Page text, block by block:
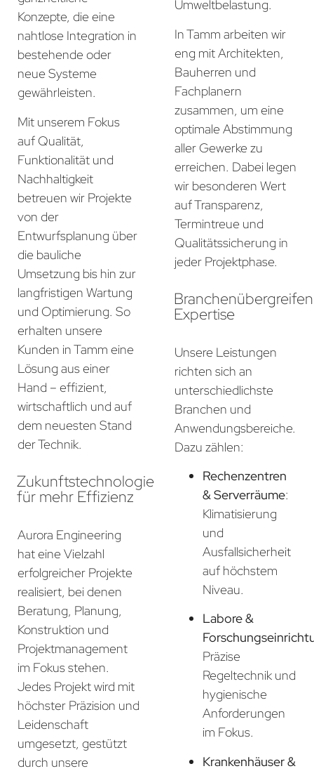
Konzepte, die eine
nahtlose Integration in
bestehende oder
neue Systeme
gewährleisten.
Mit unserem Fokus
auf Qualität,
Funktionalität und
Nachhaltigkeit
betreuen wir Projekte
von der
Entwurfsplanung über
die bauliche
Umsetzung bis hin zur
langfristigen Wartung
und Optimierung. So
erhalten unsere
Kunden in Tamm eine
Lösung aus einer
Hand – effizient,
wirtschaftlich und auf
dem neuesten Stand
der Technik.
Zukunftstechnologie
für mehr Effizienz
Aurora Engineering
hat eine Vielzahl
erfolgreicher Projekte
realisiert, bei denen
Beratung, Planung,
Konstruktion und
Projektmanagement
im Fokus stehen.
Jedes Projekt wird mit
höchster Präzision und
Leidenschaft
umgesetzt, gestützt
durch unsere
Umweltbelastung.
In Tamm arbeiten wir
eng mit Architekten,
Bauherren und
Fachplanern
zusammen, um eine
optimale Abstimmung
aller Gewerke zu
erreichen. Dabei legen
wir besonderen Wert
auf Transparenz,
Termintreue und
Qualitätssicherung in
jeder Projektphase.
Expertise
Unsere Leistungen
richten sich an
unterschiedlichste
Branchen und
Anwendungsbereiche.
Dazu zählen:
Rechenzentren
& Serverräume:
Klimatisierung
und
Ausfallsicherheit
auf höchstem
Niveau.
Labore &
Präzise
Regeltechnik und
hygienische
Anforderungen
im Fokus.
Krankenhäuser &